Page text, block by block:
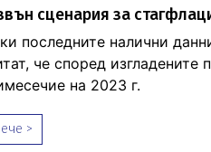
сценария за
последните налични
че според
на 2023 г.
>